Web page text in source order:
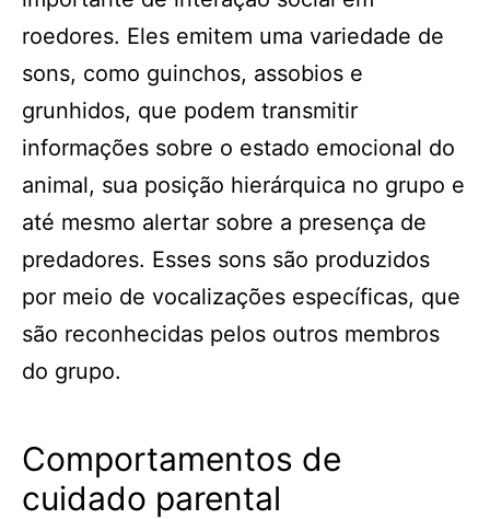
roedores. Eles emitem uma variedade de
sons, como guinchos, assobios e
grunhidos, que podem transmitir
informações sobre o estado emocional do
animal, sua posição hierárquica no grupo e
até mesmo alertar sobre a presença de
predadores. Esses sons são produzidos
por meio de vocalizações específicas, que
são reconhecidas pelos outros membros
do grupo.
Comportamentos de
cuidado parental